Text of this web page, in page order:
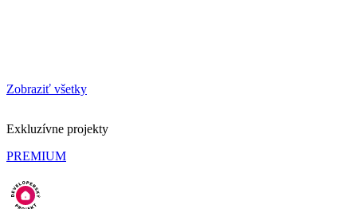
Zobraziť všetky
Exkluzívne projekty
PREMIUM